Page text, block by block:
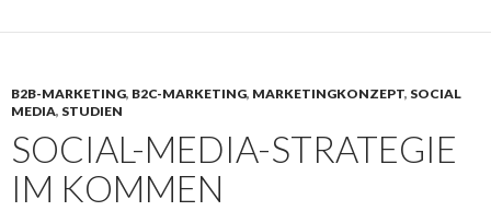
B2B-MARKETING, B2C-MARKETING, MARKETINGKONZEPT, SOCIAL
MEDIA, STUDIEN
SOCIAL-MEDIA-STRATEGIE
IM KOMMEN